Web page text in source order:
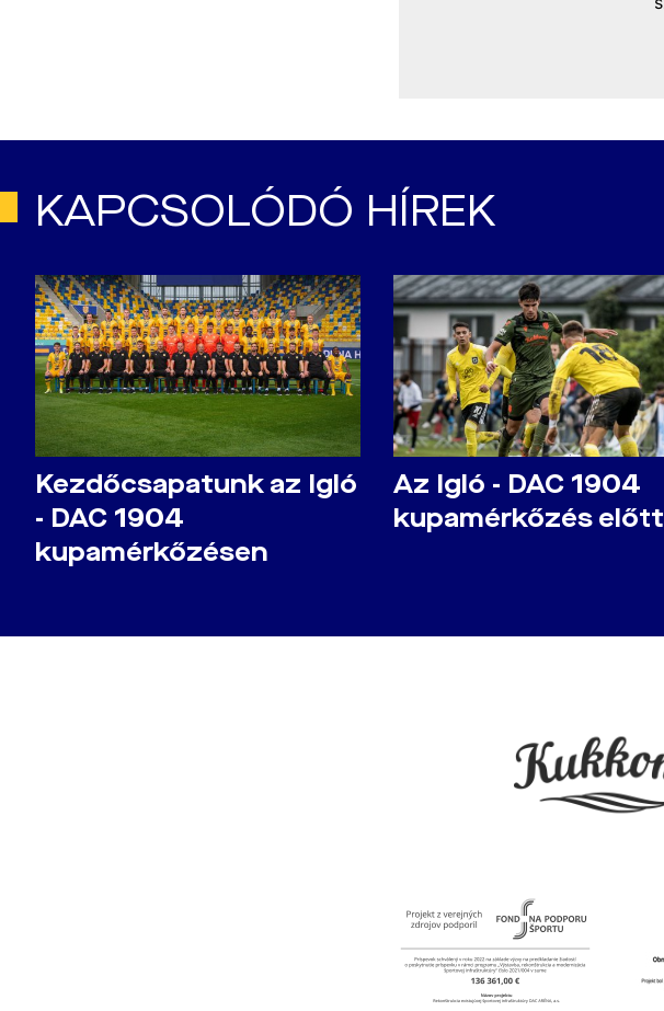
KAPCSOLÓDÓ HÍREK
Kezdőcsapatunk az Igló
- DAC 1904
kupamérkőzésen
Az Igló - DAC 1904
kupamérkőzés előtt